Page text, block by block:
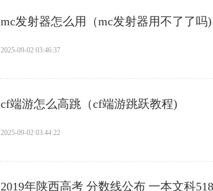
​mc发射器怎么用（mc发射器用不了了吗)
2025-09-02 03:46:37
​cf端游怎么高跳（cf端游跳跃教程)
2025-09-02 03:44:22
​2019年陕西高考 分数线公布 一本文科